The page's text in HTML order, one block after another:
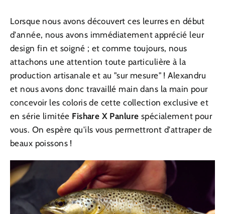
Lorsque nous avons découvert ces leurres en début
d'année, nous avons immédiatement apprécié leur
design fin et soigné ; et comme toujours, nous
attachons une attention toute particulière à la
production artisanale et au "sur mesure" ! Alexandru
et nous avons donc travaillé main dans la main pour
concevoir les coloris de cette collection exclusive et
en série limitée Fishare X Panlure spécialement pour
vous. On espère qu'ils vous permettront d'attraper de
beaux poissons !